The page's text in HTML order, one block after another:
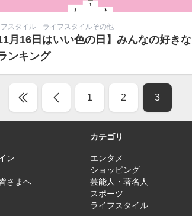
スタイル ライフスタイルその他
11月16日はいい色の日】みんなの好きな
ンキング
1 2 3
ン
さまへ
カテゴリ
エンタメ
ショッピング
芸能人・著名人
スポーツ
ライフスタイル